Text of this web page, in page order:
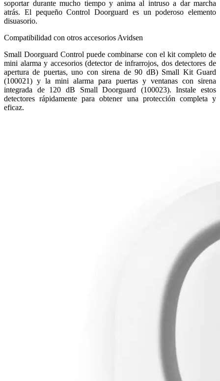
soportar durante mucho tiempo y anima al intruso a dar marcha
atrás. El pequeño Control Doorguard es un poderoso elemento
disuasorio.
Compatibilidad con otros accesorios Avidsen
Small Doorguard Control puede combinarse con el kit completo de
mini alarma y accesorios (detector de infrarrojos, dos detectores de
apertura de puertas, uno con sirena de 90 dB) Small Kit Guard
(100021) y la mini alarma para puertas y ventanas con sirena
integrada de 120 dB Small Doorguard (100023). Instale estos
detectores rápidamente para obtener una protección completa y
eficaz.